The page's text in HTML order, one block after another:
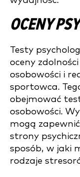
OCENY
Testy
oceny
osobowości i
sportowca.
obejmować
osobowości.
mogą
strony
sposób, w jaki
rodzaje